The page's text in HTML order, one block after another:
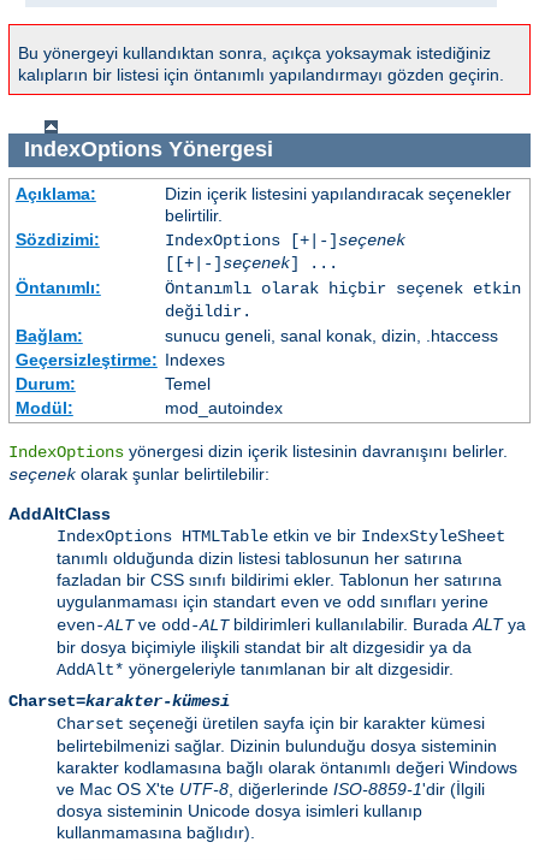
Bu yönergeyi kullandıktan sonra, açıkça yoksaymak istediğiniz
kalıpların bir listesi için öntanımlı yapılandırmayı gözden geçirin.
IndexOptionsYönergesi
Açıklama:
Dizin içerik listesini yapılandıracak seçenekler
belirtilir.
Sözdizimi:
IndexOptions [+|-]seçenek
[[+|-]seçenek] ...
Öntanımlı:
Öntanımlı olarak hiçbir seçenek etkin
değildir.
Bağlam:
sunucu geneli, sanal konak, dizin, .htaccess
Geçersizleştirme: Indexes
Durum:
Temel
Modül:
mod_autoindex
IndexOptions yönergesi dizin içerik listesinin davranışını belirler.
seçenek olarak şunlar belirtilebilir:
AddAltClass
IndexOptions HTMLTable etkin ve bir IndexStyleSheet
tanımlı olduğunda dizin listesi tablosunun her satırına
fazladan bir CSS sınıfı bildirimi ekler. Tablonun her satırına
uygulanmaması için standart even ve odd sınıfları yerine
even-ALTve odd-ALTbildirimleri kullanılabilir. Burada ALTya
bir dosya biçimiyle ilişkili standat bir alt dizgesidir ya da
AddAlt* yönergeleriyle tanımlanan bir alt dizgesidir.
Charset=karakter-kümesi
Charset seçeneği üretilen sayfa için bir karakter kümesi
belirtebilmenizi sağlar. Dizinin bulunduğu dosya sisteminin
karakter kodlamasına bağlı olarak öntanımlı değeri Windows
ve Mac OS X'te UTF-8 , diğerlerinde ISO-8859-1'dir (İlgili
dosya sisteminin Unicode dosya isimleri kullanıp
kullanmamasına bağlıdır).